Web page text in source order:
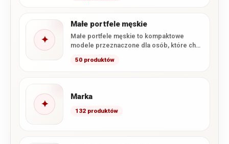
✦
Małe portfele męskie
Małe portfele męskie to kompaktowe
modele przeznaczone dla osób, które chcą
banknoty…
50 produktów
✦
Marka
132 produktów